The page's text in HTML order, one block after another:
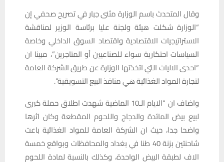
وقال المتحدث باسم الوزارة مثنى جبار في تصريح صحفي إن
“الوزارة شكلت هيئة ولجنة عليا برئاسة الوزير لمناقشة
الاستراتيجيات الاقتصادية واقتصاد السوق الداخلي وخاصة
السياسات احتكارية سواء للصناعيين أو المتاجرين”، مبينا ان
“احدى الاليات التي اتخذتها الوزارة عن طريق الشركة العامة
لتجارة المواد الغذائية هي منافذ البيع التسويقية”.
واضاف ان “الايام الـ10 الماضية شهدت اطلاق حملة كبرى
لبيع بيض المائدة والدجاج واللحوم المقطعة وكان اثرها
واضحا جدا، حيث ان الشركة العامة للمواد الغذائية باعت
شاحنتين بزنة 40 طنا في بغداد والمحافظات وبواقع خمسة
الاف لطبقة البيض الواحدة، وكذلك بالنسبة لمادة اللحوم